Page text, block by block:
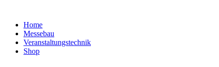
Home
Messebau
Veranstaltungs­technik
Shop